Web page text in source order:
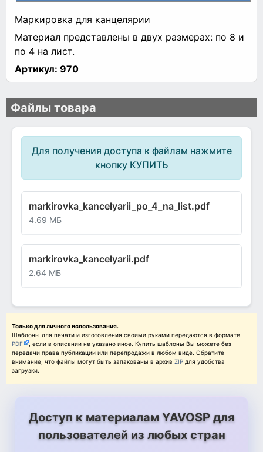
Маркировка для канцелярии
Материал представлены в двух размерах: по 8 и
по 4 на лист.
Артикул: 970
Файлы товара
Для получения доступа к файлам нажмите
кнопку КУПИТЬ
markirovka_kancelyarii_po_4_na_list.pdf
4.69 МБ
markirovka_kancelyarii.pdf
2.64 МБ
Только для личного использования.
Шаблоны для печати и изготовления своими руками передаются в формате
PDF
, если в описании не указано иное. Купить шаблоны Вы можете без
передачи права публикации или перепродажи в любом виде. Обратите
внимание, что файлы могут быть запакованы в архив ZIP для удобства
загрузки.
Доступ к материалам YAVOSP для
пользователей из любых стран